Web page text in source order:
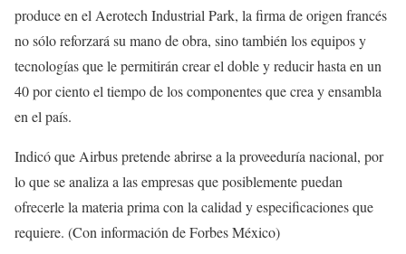
produce en el Aerotech Industrial Park, la firma de origen francés
no sólo reforzará su mano de obra, sino también los equipos y
tecnologías que le permitirán crear el doble y reducir hasta en un
40 por ciento el tiempo de los componentes que crea y ensambla
en el país.
Indicó que Airbus pretende abrirse a la proveeduría nacional, por
lo que se analiza a las empresas que posiblemente puedan
ofrecerle la materia prima con la calidad y especificaciones que
requiere. (Con información de Forbes México)